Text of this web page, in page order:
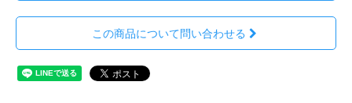
この商品について問い合わせる